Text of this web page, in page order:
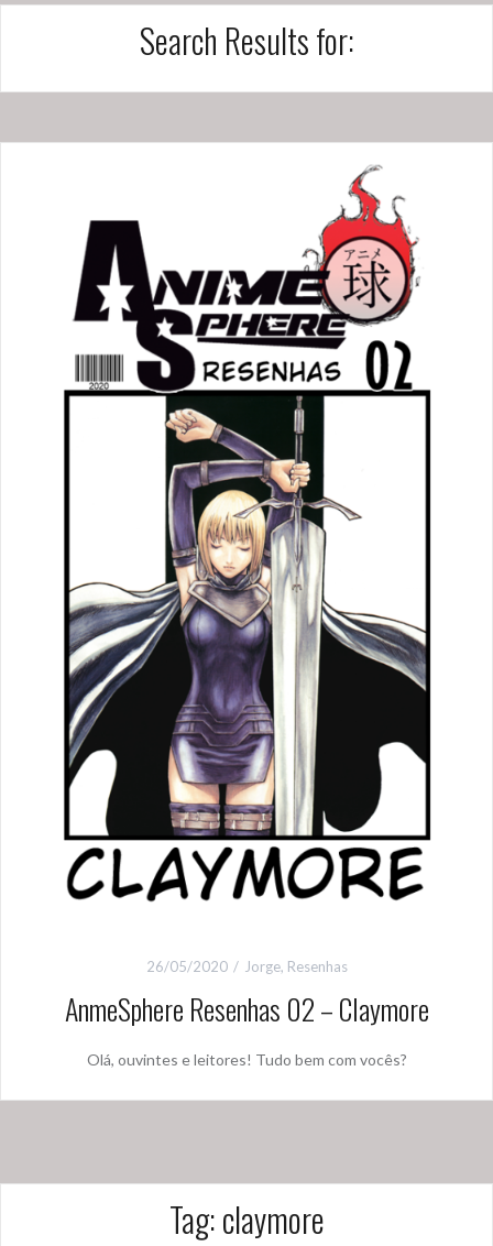
Search Results for:
26/05/2020 Jorge, Resenhas
AnmeSphere Resenhas 02 – Claymore
Olá, ouvintes e leitores! Tudo bem com vocês?
Tag:claymore